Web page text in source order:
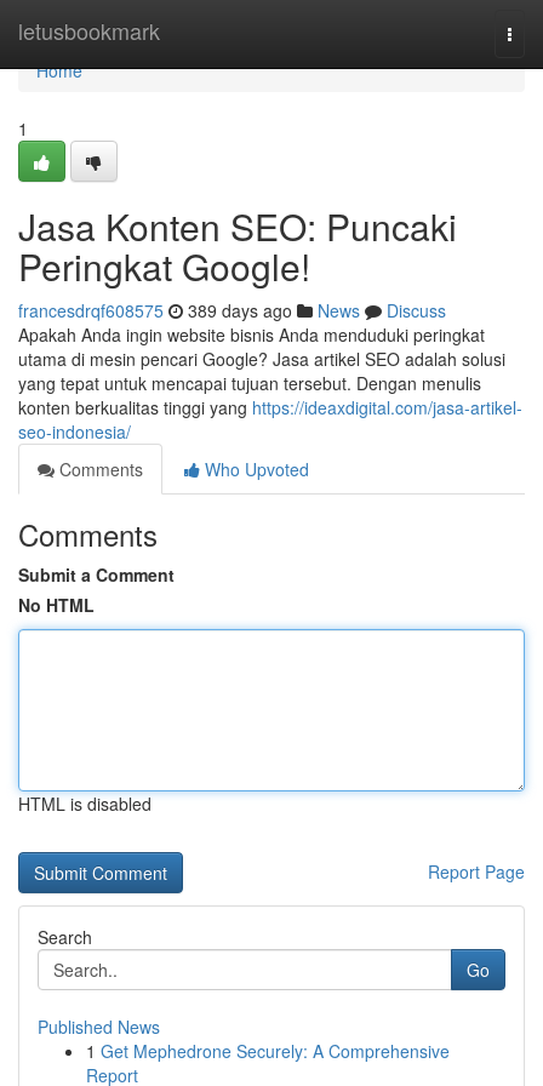
letusbookmark
Home
Home
1
Jasa Konten SEO: Puncaki
Peringkat Google!
francesdrqf608575 389 days ago News
Discuss
Apakah Anda ingin website bisnis Anda menduduki peringkat
utama di mesin pencari Google? Jasa artikel SEO adalah solusi
yang tepat untuk mencapai tujuan tersebut. Dengan menulis
konten berkualitas tinggi yang https://ideaxdigital.com/jasa-artikel-
seo-indonesia/
Comments
Who Upvoted
Comments
Submit a Comment
No HTML
HTML is disabled
Report Page
Search
Go
Published News
1 Get Mephedrone Securely: A Comprehensive
Report